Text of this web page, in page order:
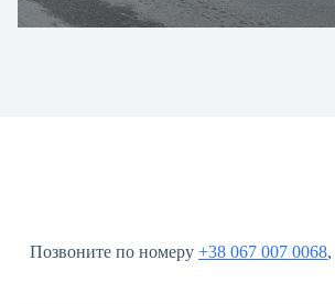
Позвоните по номеру +38 067 007 0068,